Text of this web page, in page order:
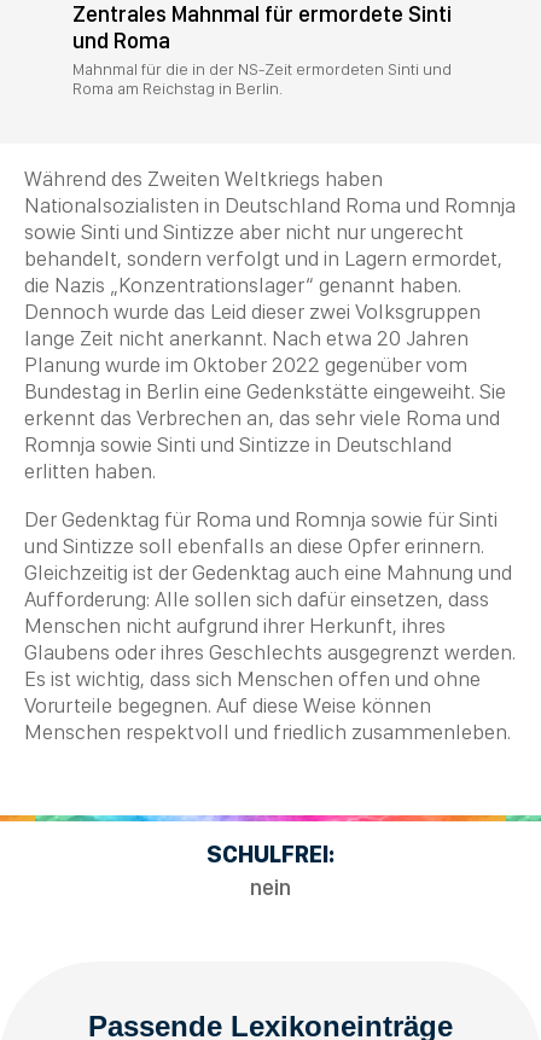
Zentrales Mahnmal für ermordete Sinti
und Roma
Mahnmal für die in der NS-Zeit ermordeten Sinti und
Roma am Reichstag in Berlin.
Während des Zweiten Weltkriegs haben
Nationalsozialisten in Deutschland Roma und Romnja
sowie Sinti und Sintizze aber nicht nur ungerecht
behandelt, sondern verfolgt und in Lagern ermordet,
die Nazis
Konzentrationslager“ genannt haben.
Dennoch wurde das Leid dieser zwei Volksgruppen
lange Zeit nicht anerkannt. Nach etwa 20 Jahren
Planung wurde im Oktober 2022 gegenüber vom
Bundestag in Berlin eine Gedenkstätte eingeweiht. Sie
erkennt das Verbrechen an, das sehr viele Roma und
Romnja sowie Sinti und Sintizze in Deutschland
erlitten haben.
Der Gedenktag für Roma und Romnja sowie für Sinti
und Sintizze soll ebenfalls an diese Opfer erinnern.
Gleichzeitig ist der Gedenktag auch eine Mahnung und
Aufforderung: Alle sollen sich dafür einsetzen, dass
Menschen nicht aufgrund ihrer Herkunft, ihres
Glaubens oder ihres Geschlechts ausgegrenzt werden.
Es ist wichtig, dass sich Menschen offen und ohne
Vorurteile begegnen. Auf diese Weise können
Menschen respektvoll und friedlich zusammenleben.
SCHULFREI:
nein
Passende Lexikoneinträge